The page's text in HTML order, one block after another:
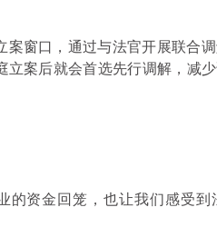
案窗口，通过与法官开展联合
案后就会首选先行调解，减
的资金回笼，也让我们感受到